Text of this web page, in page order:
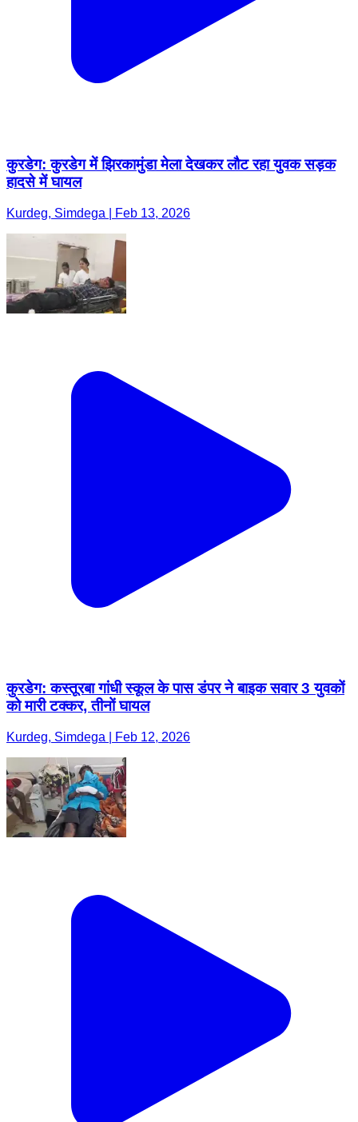
कुरडेग: कुरडेग में झिरकामुंडा मेला देखकर लौट रहा युवक सड़क
हादसे में घायल
Kurdeg, Simdega | Feb 13, 2026
कुरडेग: कस्तूरबा गांधी स्कूल के पास डंपर ने बाइक सवार 3 युवकों
को मारी टक्कर, तीनों घायल
Kurdeg, Simdega | Feb 12, 2026